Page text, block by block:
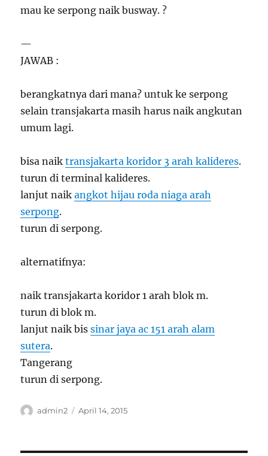
mau ke serpong naik busway. ?
—
JAWAB :
berangkatnya dari mana? untuk ke serpong
selain transjakarta masih harus naik angkutan
umum lagi.
bisa naiktransjakarta koridor 3 arah kalideres.
turun di terminal kalideres.
lanjut naikangkot hijau roda niaga arah
serpong.
turun di serpong.
alternatifnya:
naik transjakarta koridor 1 arah blok m.
turun di blok m.
lanjut naik bissinar jaya ac 151 arah alam
sutera.
Tangerang
turun di serpong.
Penulis
admin2
Diposkan
April 14, 2015